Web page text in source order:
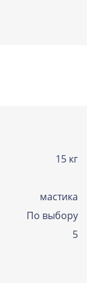
15 кг
мастика
По выбору
5